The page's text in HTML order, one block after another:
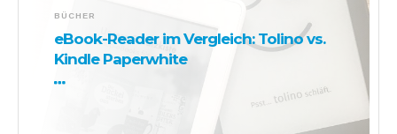
BÜCHER
eBook-Reader im Vergleich: Tolino vs.
Kindle Paperwhite